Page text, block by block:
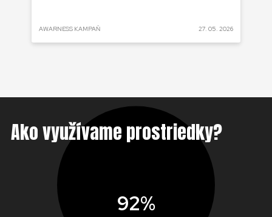
AWARNESS KAMPAŇ 27. 05. 2026
Ako využívame prostriedky?
92%